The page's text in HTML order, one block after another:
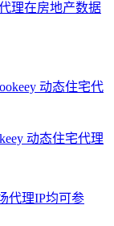
理在房地产数据
动态住宅代理